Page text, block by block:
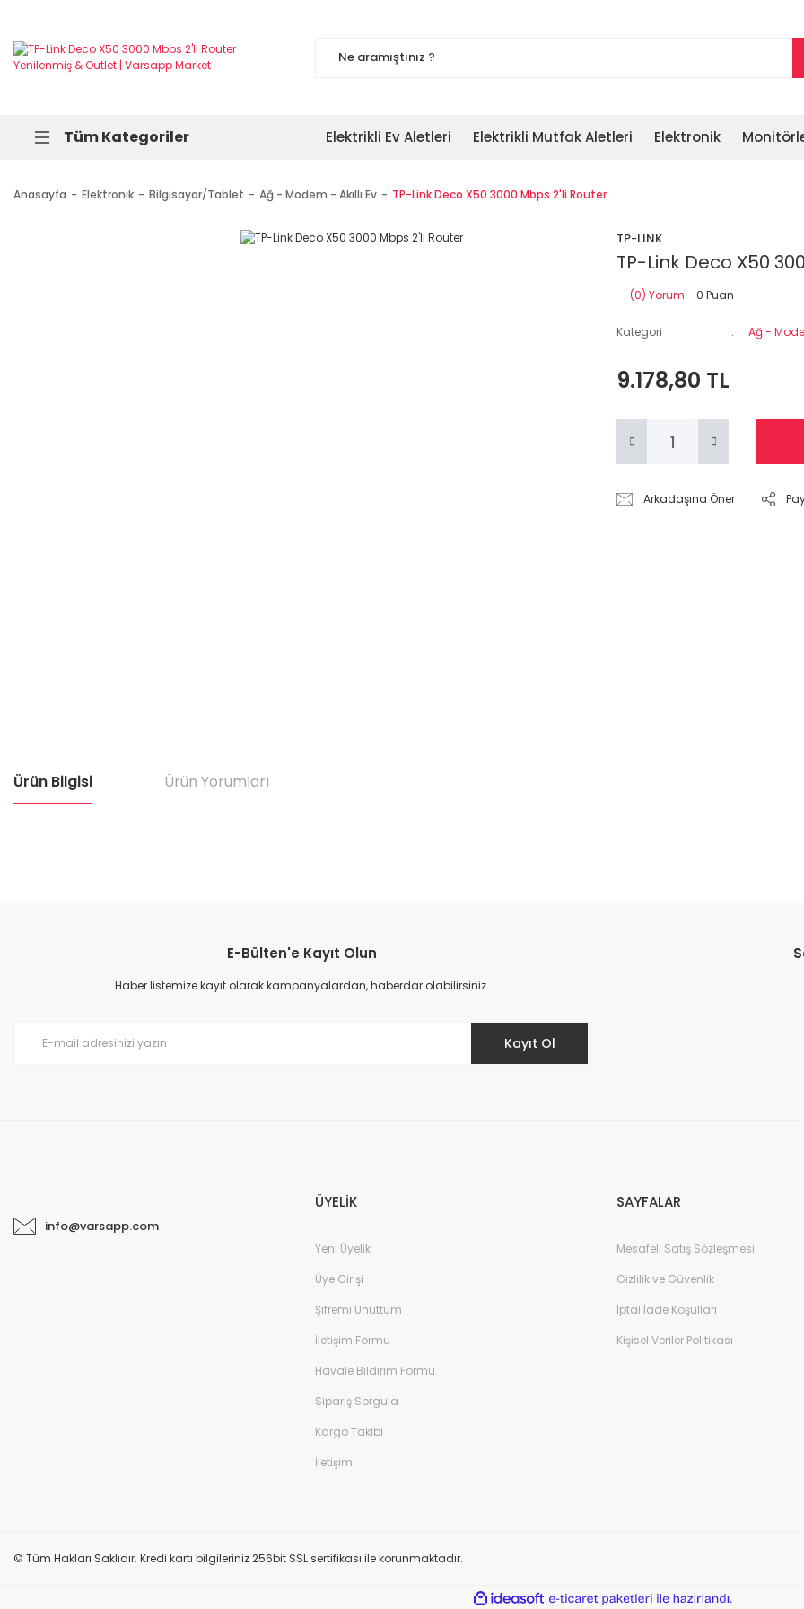
Tüm Kategoriler Elektrikli Ev Aletleri Elektrikli Mutfak Aletleri Elektronik
Anasayfa Elektronik Bilgisayar/Tablet Ağ - Modem - Akıllı Ev TP-Link Deco X50 3000 Mbps 2'li Router
TP-LINK
TP-Link Deco X50
(0) Yorum - 0 Puan
Kategori Ağ -
9.178,80 TL
Arkadaşına Öner
Ürün Bilgisi Ürün Yorumları
E-Bülten'e Kayıt Olun
Haber listemize kayıt olarak kampanyalardan, haberdar olabilirsiniz.
Kayıt Ol
info@varsapp.com
ÜYELİK
Yeni Üyelik
Üye Girişi
Şifremi Unuttum
İletişim Formu
Havale Bildirim Formu
Sipariş Sorgula
Kargo Takibi
İletişim
SAYFALAR
Mesafeli Satış Sözleşmesi
Gizlilik ve Güvenlik
İptal İade Koşullari
Kişisel Veriler Politikası
© Tüm Hakları Saklıdır. Kredi kartı bilgileriniz 256bit SSL sertifikası ile korunmaktadır.
ideasoft
e-